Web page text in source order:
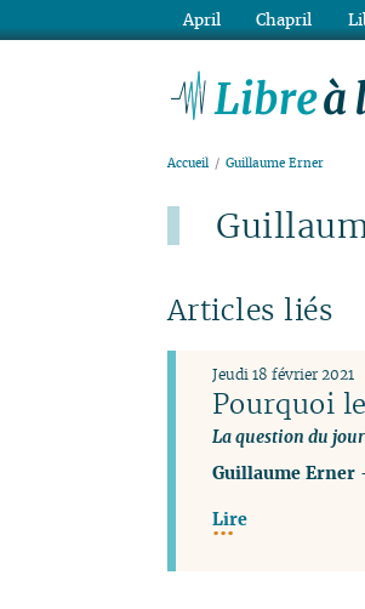
Accueil Guillaume Erner
Articles liés
Pourquoi
La question du jour
Jeudi 18 février 2021
Guillaume Erner
Lire
April Chapril